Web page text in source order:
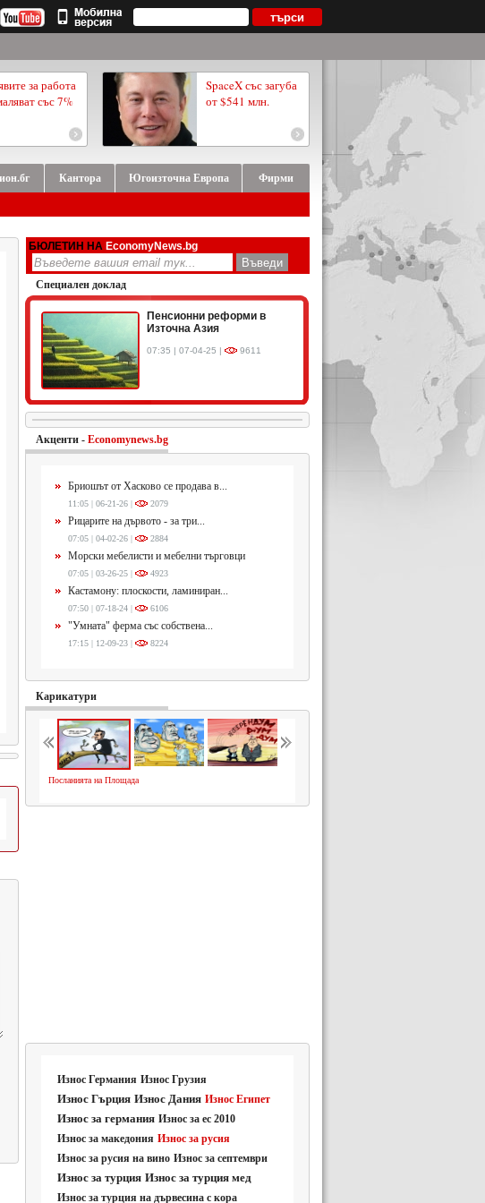
за работа
със 7%
SpaceX със загуба
от $541 млн.
Кантора Югоизточна Европа Фирми
БЮЛЕТИН НА EconomyNews.bg
Специален доклад
Пенсионни реформи в
Източна Азия
07:35 | 07-04-25 | 9611
Акценти - Economynews.bg
Бриошът от Хасково се продава в...
11:05 | 06-21-26 | 2079
Рицарите на дървото - за три...
07:05 | 04-02-26 | 2884
Морски мебелисти и мебелни търговци
07:05 | 03-26-25 | 4923
Кастамону: плоскости, ламиниран...
07:50 | 07-18-24 | 6106
"Умната" ферма със собствена...
17:15 | 12-09-23 | 8224
Карикатури
Посланията на Площада
Износ Германия Износ Грузия
Износ Гърция Износ Дания Износ Египет
Износ за германия Износ за ес 2010
Износ за македония Износ за русия
Износ за русия на вино Износ за септември
Износ за турция Износ за турция мед
Износ за турция на дървесина с кора